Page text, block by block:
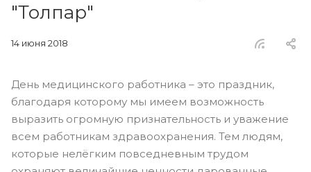
"Толпар"
14 июня 2018
День медицинского работника – это праздник,
благодаря которому мы имеем возможность
выразить огромную признательность и уважение
всем работникам здравоохранения. Тем людям,
которые нелёгким повседневным трудом